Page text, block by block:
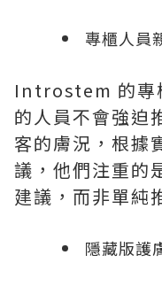
專櫃人員
Introstem 的專
的人員不會強迫
客的膚況，根據
議，他們注重的
建議，而非單純
隱藏版護